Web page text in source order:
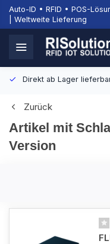
Auto-ID • RFID • POS-
| Weltweite Lieferung
Direkt ab Lager
Zurück
Artikel mit
Version